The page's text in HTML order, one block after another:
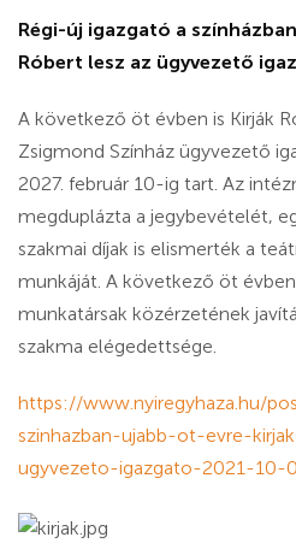
Régi-új igazgató a
Róbert lesz az ügyvezető
A következő öt évben is Kirják
Zsigmond Színház ügyvezető
2027. február 10-ig tart. Az
megduplázta a jegybevételét,
szakmai díjak is elismerték a
munkáját. A következő öt
munkatársak közérzetének
szakma elégedettsége.
https://www.nyiregyhaza.hu/
szinhazban-ujabb-ot-evre-
ugyvezeto-igazgato-2021-10-